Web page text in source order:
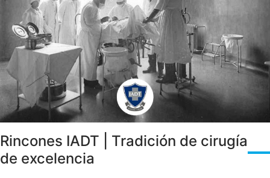
Rincones IADT | Tradición de cirugía
de excelencia